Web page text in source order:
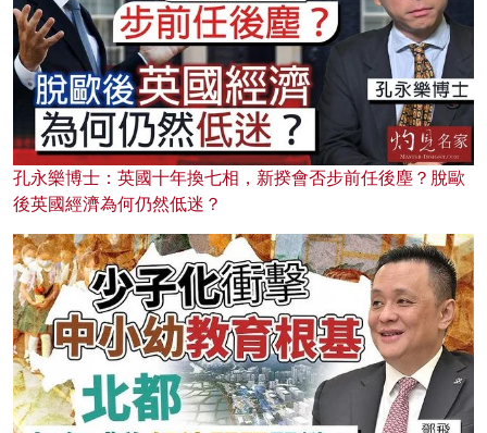
孔永樂博士：英國十年換七相，新揆會否步前任後塵？脫歐
後英國經濟為何仍然低迷？